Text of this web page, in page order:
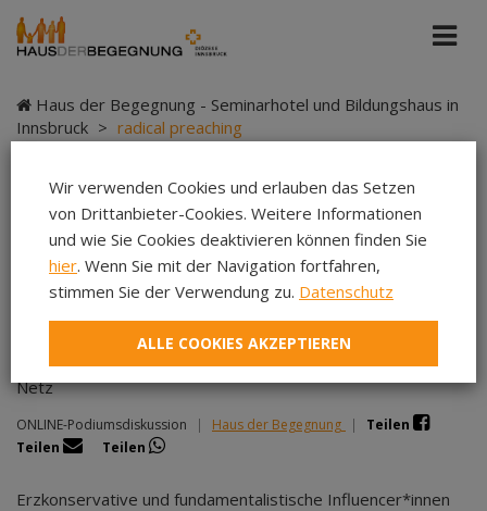
Haus der Begegnung - Seminarhotel und Bildungshaus in
Innsbruck > radical preaching
radical preaching
Netz
ONLINE-Podiumsdiskussion | Haus der Begegnung |
Teilen
Teilen
Teilen
Erzkonservative und fundamentalistische Influencer*innen
Wir verwenden Cookies und erlauben das Setzen
von Drittanbieter-Cookies. Weitere Informationen
und wie Sie Cookies deaktivieren können finden Sie
hier. Wenn Sie mit der Navigation fortfahren,
stimmen Sie der Verwendung zu. Datenschutz
ALLE COOKIES AKZEPTIEREN